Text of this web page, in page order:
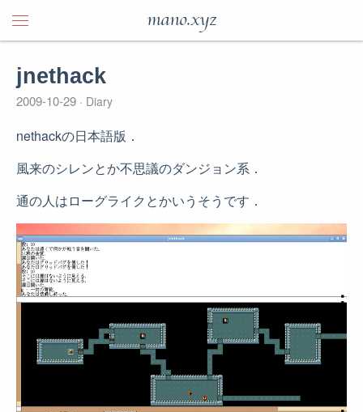
mano.xyz
jnethack
2009-10-29 Diary
nethackの日本語版．
風来のシレンとか不思議のダンジョン系．
通の人はローグライクとかいうそうです．